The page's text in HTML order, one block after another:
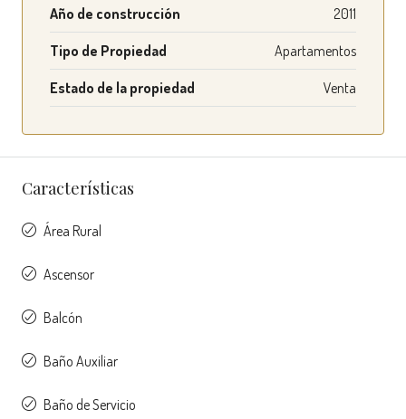
Año de construcción 2011
Tipo de Propiedad Apartamentos
Estado de la propiedad Venta
Características
Área Rural
Ascensor
Balcón
Baño Auxiliar
Baño de Servicio